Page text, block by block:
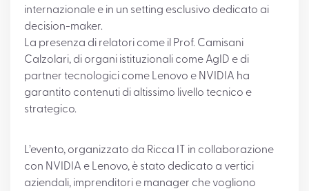
internazionale e in un setting esclusivo dedicato ai
decision-maker.
La presenza di relatori come il Prof. Camisani
Calzolari, di organi istituzionali come AgID e di
partner tecnologici come Lenovo e NVIDIA ha
garantito contenuti di altissimo livello tecnico e
strategico.
L’evento, organizzato da Ricca IT in collaborazione
con NVIDIA e Lenovo, è stato dedicato a vertici
aziendali, imprenditori e manager che vogliono